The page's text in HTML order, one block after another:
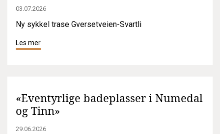
03.07.2026
Ny sykkel trase Gversetveien-Svartli
Les mer
«Eventyrlige badeplasser i Numedal
og Tinn»
29.06.2026